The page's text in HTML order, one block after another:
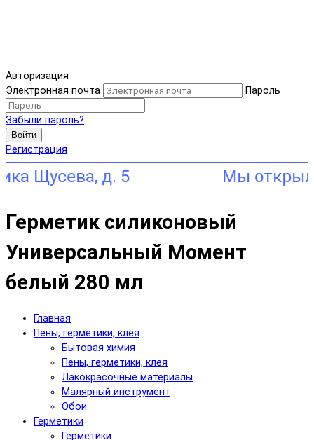
Авторизация
Электронная почта
Пароль
Забыли пароль?
Войти
Регистрация
д. 5
Герметик силиконовый
Универсальный Момент
белый 280 мл
Главная
Пены, герметики, клея
Бытовая химия
Пены, герметики, клея
Лакокрасочные материалы
Малярный инструмент
Обои
Герметики
Герметики